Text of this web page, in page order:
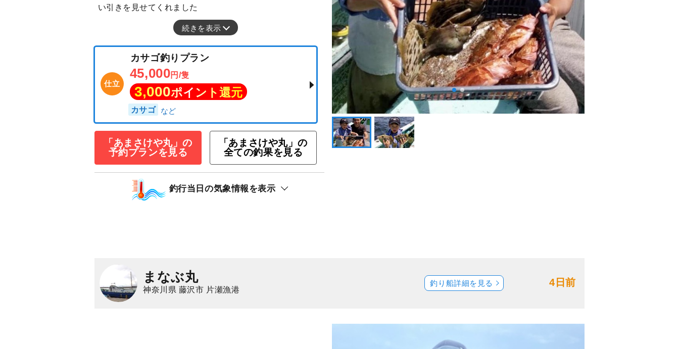
い引きを見せてくれました
続きを表示
仕立
カサゴ釣りプラン
45,000円/隻
3,000ポイント還元
「あまさけや丸」の
予約プランを見る
「あまさけや丸」の
全ての釣果を見る
釣行当日の気象情報を表示
まなぶ丸
神奈川県 藤沢市 片瀬漁港
4日前
釣り船詳細を見る